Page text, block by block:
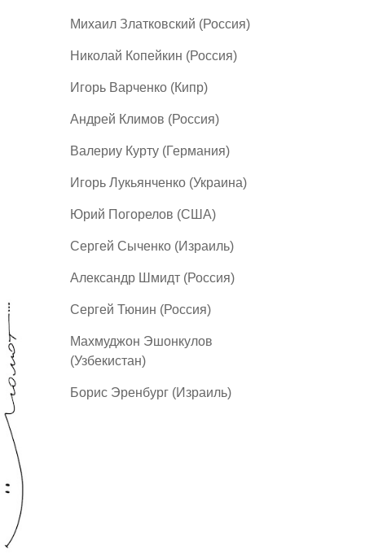
Михаил Златковский (Россия)
Николай Копейкин (Россия)
Игорь Варченко (Кипр)
Андрей Климов (Россия)
Валериу Курту (Германия)
Игорь Лукьянченко (Украина)
Юрий Погорелов (США)
Сергей Сыченко (Израиль)
Александр Шмидт (Россия)
Сергей Тюнин (Россия)
Махмуджон Эшонкулов
(Узбекистан)
Борис Эренбург (Израиль)